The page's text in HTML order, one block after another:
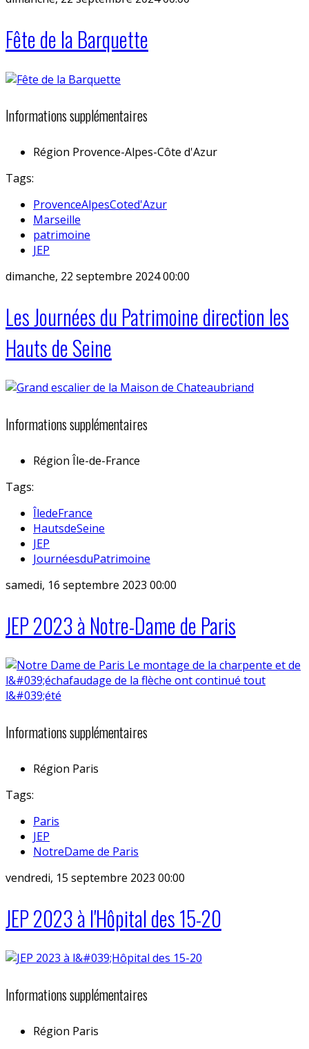
Fête de la Barquette
Informations supplémentaires
Région Provence-Alpes-Côte d'Azur
Tags:
ProvenceAlpesCoted'Azur
Marseille
patrimoine
JEP
dimanche, 22 septembre 2024 00:00
Les Journées du Patrimoine direction les
Hauts de Seine
Informations supplémentaires
Région Île-de-France
Tags:
ÎledeFrance
HautsdeSeine
JEP
JournéesduPatrimoine
samedi, 16 septembre 2023 00:00
JEP 2023 à Notre-Dame de Paris
Informations supplémentaires
Région Paris
Tags:
Paris
JEP
NotreDame de Paris
vendredi, 15 septembre 2023 00:00
JEP 2023 à l'Hôpital des 15-20
Informations supplémentaires
Région Paris